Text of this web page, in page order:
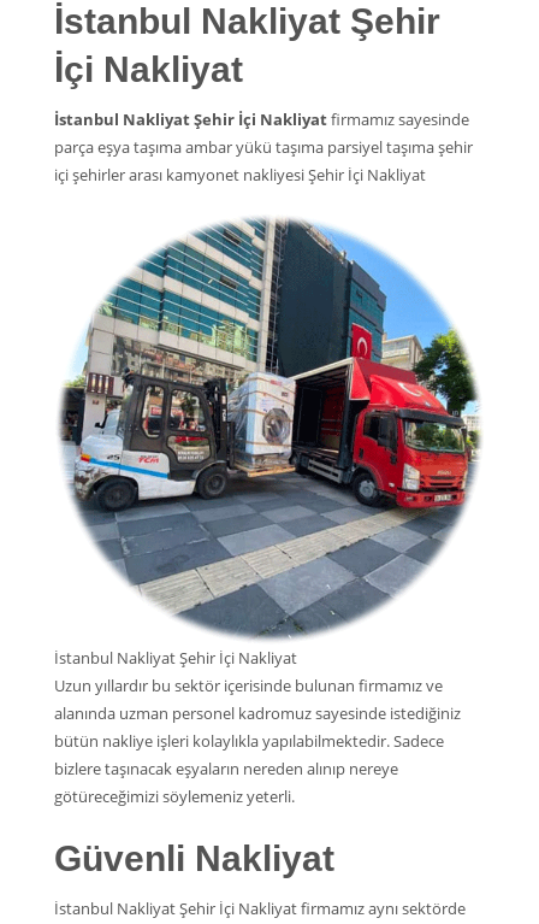
İstanbul Nakliyat Şehir
İçi Nakliyat
İstanbul Nakliyat Şehir İçi Nakliyatfirmamız sayesinde
parça eşya taşıma ambar yükü taşıma parsiyel taşıma şehir
içi şehirler arası kamyonet nakliyesi Şehir İçi Nakliyat
İstanbul Nakliyat Şehir İçi Nakliyat
Uzun yıllardır bu sektör içerisinde bulunan firmamız ve
alanında uzman personel kadromuz sayesinde istediğiniz
bütün nakliye işleri kolaylıkla yapılabilmektedir. Sadece
bizlere taşınacak eşyaların nereden alınıp nereye
götüreceğimizi söylemeniz yeterli.
Güvenli Nakliyat
İstanbul Nakliyat Şehir İçi Nakliyat firmamız aynı sektörde